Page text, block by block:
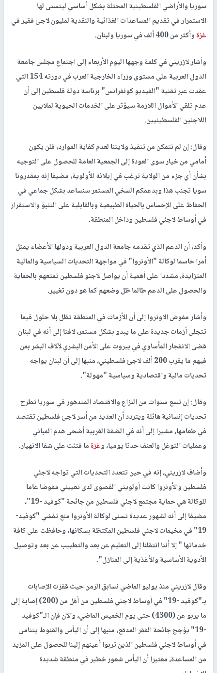
سوريا والأراضي الفلسطينية المحتلة بشكل أساسي ليتسنى لها
الاستمرار في تقديم المساعدات الغذائية والنقدية لمليون لاجئ فقير في
غزةوأكثر من 400 ألف في سوريا ولبنان.
وأشار لازريني في كلمة وجهها اليوم الأربعاء إلى اجتماع مجلس جامعة
الدول العربية على مستوى وزراء الخارجية العرب في دورته 154 التي
عقدت عبر تقنية "الفيديو كونفرانس" برئاسة دولة فلسطين إلى أن
عدم تلقي الأموال اللازمة سيؤثر على الخدمات الحيوية لملايين
اللاجئين الفلسطينيين.
وقال: إن لم نتمكن من تنفيذ ولايتنا لعدم كفاية الموارد، فلن يكون
أمامي من خيار سوى العودة إلى الجمعية العامة للحصول على التوجيه
بشأن أي جزء من الولاية ترغب في إيلائه الأولوية، مضيفا إنه بمقدرونا
سويا تجنب هذا وبدعمكم السخي المستمر سنساعد بشكل جماعي في
الحفاظ على الإحساس بالحياة الطبيعية وبالقابلية على التنبؤ والاستقرار
في أوساط لاجئي فلسطين وداخل المنطقة.
وأكد، أن الدعم الذي تقدمه جامعة الدول العربية ودولها الأعضاء يمثل
أمرا حاسما لوكالة "الأونروا" في مواجهة التحديات السياسية والمالية
المتزايدة، مشددا على أهمية أن يواصل لاجئو فلسطين تمتعهم بالحماية
والحصول على الدعم طالما ظل وضعهم كما هو دون تغيير.
وأشار مفوض الاونروا إلى أن الأزمات في المنطقة تظل بلا حلول فيما
تتجلى أزمات جديدة على ما يبدو بشكل مستمر، لافتا إلى أنه في لبنان
قضى الانفجار المأساوي في بيروت على الأمن البشري لآلاف البشر بمن
فيهم ما يقرب 200 ألف لاجئ فلسطيني، منبها إلى أن لبنان يواجه
تحديات مالية واقتصادية وسياسية "مهولة".
وقال: إن تسع سنوات من النزاع والاقتصاد المتدهور في سوريا تطرح
تحديات إنسانية هائلة ويتردد أن العديد من أسر لاجئ فلسطين تقتصد
في طعامها، مشيرا إلى أنه في الضفة الغربية أضحى هدم المباني
وعمليات التوغل والعنف حدثا يوميا، وغزةما فتئت على شفا الانهيار.
وأضاف لازريني، إنه في حين تتعدد التحديات التي تواجه لاجئي
فلسطين والأونروا كانت أولويتي القصوى لدى تعييني مفوضا عاما
للوكالة هي حماية مجتمع لاجئي فلسطين من جائحة "كوفيد -19"،
مضيفا إلى أنه لشهور عديدة تسنى لوكالة الأونروا منع تفشي "كوفيد-
19" في مخيمات لاجئي فلسطين المكتظة بسكانها، وحافظت على كافة
خدماتها " إلا أننا انتقلنا إلى التعليم عن بعد والتطبيب عن بعد وتوصيل
الأدوية الأساسية والأغذية إلى المنازل".
وقال لازريني منذ يوليو الماضي نسابق الزمن حيث قفزت الإصابات
بـ"كوفيد -19" في أوساط لاجئي فلسطين من أقل من (200) إصابة إلى
ما يربو عن (4300) حتى يوم الخميس الماضي، والآن فإن الـ"كوفيد
-19" يؤجج جائحة الفقر المدقع، منبها إلى أن اليأس والقنوط يتنامى
في أوساط لاجئي فلسطين الذين تربوا أعينهم إلينا للحصول على المزيد
من المساعدة، معتبرا أن اليأس شعور خطير في منطقة شديدة